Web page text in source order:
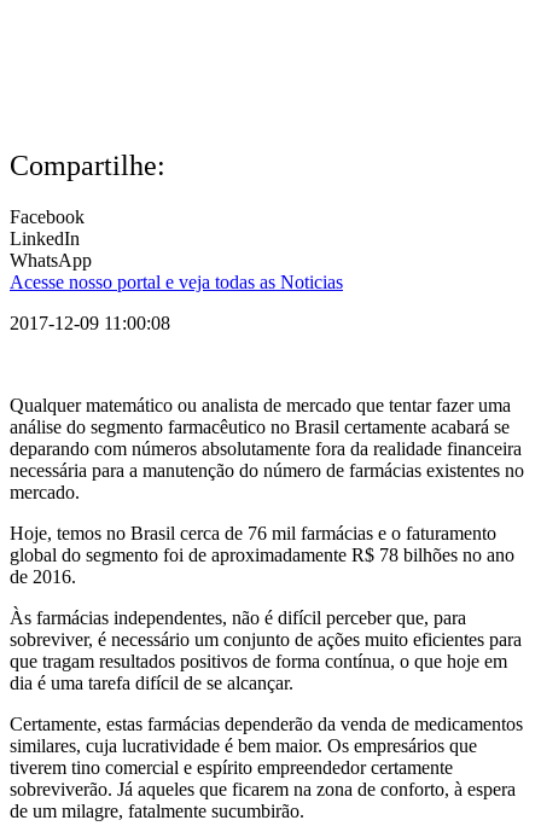
Compartilhe:
Facebook
LinkedIn
WhatsApp
Acesse nosso portal e veja todas as Noticias
2017-12-09 11:00:08
Qualquer matemático ou analista de mercado que tentar fazer uma
análise do segmento farmacêutico no Brasil certamente acabará se
deparando com números absolutamente fora da realidade financeira
necessária para a manutenção do número de farmácias existentes no
mercado.
Hoje, temos no Brasil cerca de 76 mil farmácias e o faturamento
global do segmento foi de aproximadamente R$ 78 bilhões no ano
de 2016.
Às farmácias independentes, não é difícil perceber que, para
sobreviver, é necessário um conjunto de ações muito eficientes para
que tragam resultados positivos de forma contínua, o que hoje em
dia é uma tarefa difícil de se alcançar.
Certamente, estas farmácias dependerão da venda de medicamentos
similares, cuja lucratividade é bem maior. Os empresários que
tiverem tino comercial e espírito empreendedor certamente
sobreviverão. Já aqueles que ficarem na zona de conforto, à espera
de um milagre, fatalmente sucumbirão.